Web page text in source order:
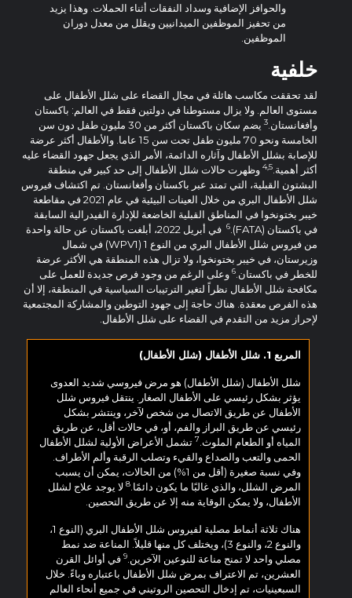
والحوافز الإضافية وسداد النفقات أثناء الحملات. وهذا يزيد
من تحفيز الموظفين الميدانيين ويقلل من معدل دوران
الموظفين.
خلفية
لقد تحققت مكاسب هائلة في مجال القضاء على شلل الأطفال على
مستوى العالم. ولا يزال مستوطنا في دولتين فقط في العالم: باكستان
وأفغانستان.
يضم سكان باكستان أكثر من 30 مليون طفل دون سن
الخامسة ونحو 70 مليون طفل تحت سن 15 عاما. والأطفال أكثر عرضة
للإصابة بشلل الأطفال وآثاره الدائمة، الأمر الذي يجعل جهود القضاء عليه
أكثر أهمية.4,5 وظهرت حالات شلل الأطفال إلى حد كبير في منطقة
البشتون القبلية، التي تمتد عبر باكستان وأفغانستان. تم اكتشاف فيروس
شلل الأطفال البري من خلال العينات البيئية في عام 2021 في مقاطعة
خيبر بختونخوا في المناطق القبلية الخاضعة للإدارة الفيدرالية السابقة
في باكستان (FATA).
6
في أبريل 2022، أبلغت باكستان عن حالة واحدة
من فيروس شلل الأطفال البري من النوع 1 (WPV1) في شمال
وزيرستان، في خيبر بختونخوا، ولا تزال هذه المنطقة هي الأكثر عرضة
للخطر في باكستان. وعلى الرغم من وجود فرص جديدة للعمل على
مكافحة شلل الأطفال نظراً لتغير الترتيبات السياسية في المنطقة، إلا أن
هذه الفرص معقدة. هناك حاجة إلى جهود التوطين والمشاركة المجتمعية
لإحراز مزيد من التقدم في القضاء على شلل الأطفال.
المربع 1. شلل الأطفال (شلل الأطفال)
شلل الأطفال (شلل الأطفال) هو مرض فيروسي شديد العدوى
يؤثر بشكل رئيسي على الأطفال الصغار. ينتقل فيروس شلل
الأطفال عن طريق الاتصال من شخص لآخر، وينتشر بشكل
رئيسي عن طريق البراز والفم، أو، في حالات أقل، عن طريق
المياه أو الطعام الملوث.7 تشمل الأعراض الأولية لشلل الأطفال
الحمى والتعب والصداع والقيء وتصلب الرقبة وألم الأطراف.
وفي نسبة صغيرة (أقل من 1%) من الحالات، يمكن أن يسبب
المرض الشلل، والذي غالبًا ما يكون دائمًا. 8لا يوجد علاج لشلل
الأطفال، ولا يمكن الوقاية منه إلا عن طريق التحصين.
هناك ثلاثة أنماط مصلية لفيروس شلل الأطفال البري (النوع 1،
والنوع 2، والنوع 3)، ويختلف كل منها قليلاً. المناعة ضد نمط
مصلي واحد لا تمنح مناعة للنوعين الآخرين. في أوائل القرن
العشرين، تم الاعتراف بمرض شلل الأطفال باعتباره وباءً. خلال
السبعينيات، تم إدخال التحصين الروتيني في جميع أنحاء العالم